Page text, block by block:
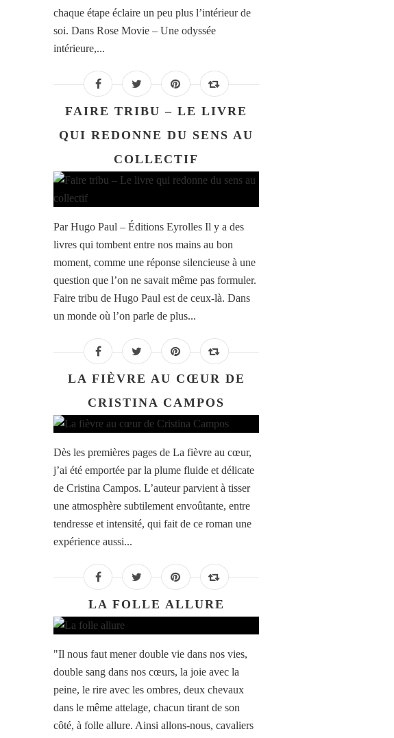
chaque étape éclaire un peu plus l’intérieur de
soi. Dans Rose Movie – Une odyssée
intérieure,...
FAIRE TRIBU – LE LIVRE
QUI REDONNE DU SENS AU
COLLECTIF
Par Hugo Paul – Éditions Eyrolles Il y a des
livres qui tombent entre nos mains au bon
moment, comme une réponse silencieuse à une
question que l’on ne savait même pas formuler.
Faire tribu de Hugo Paul est de ceux-là. Dans
un monde où l’on parle de plus...
LA FIÈVRE AU CŒUR DE
CRISTINA CAMPOS
Dès les premières pages de La fièvre au cœur,
j’ai été emportée par la plume fluide et délicate
de Cristina Campos. L’auteur parvient à tisser
une atmosphère subtilement envoûtante, entre
tendresse et intensité, qui fait de ce roman une
expérience aussi...
LA FOLLE ALLURE
"Il nous faut mener double vie dans nos vies,
double sang dans nos cœurs, la joie avec la
peine, le rire avec les ombres, deux chevaux
dans le même attelage, chacun tirant de son
côté, à folle allure. Ainsi allons-nous, cavaliers